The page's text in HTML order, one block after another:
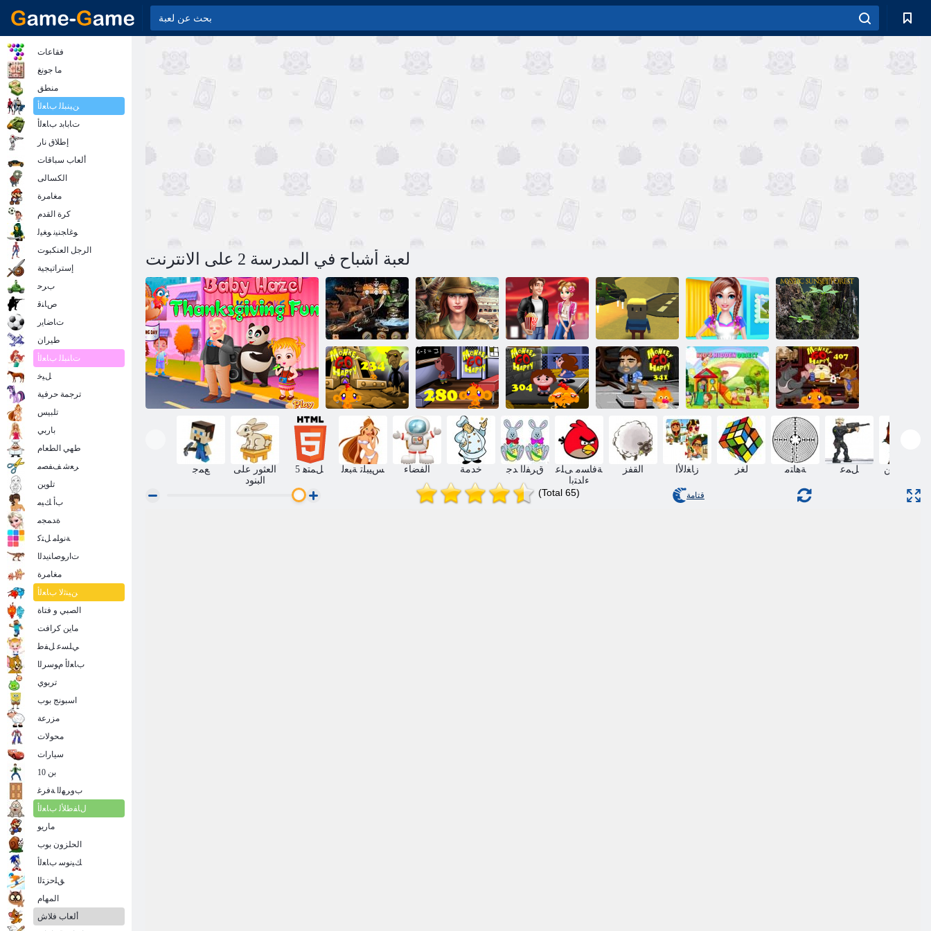
لعبة أشباح في المدرسة 2 على الانترنت
ﺰﻨﻜﻟﺍ ﺔﻨﺻﺍﺮﻘﻟﺍ
ﺔﻴﻔﺧ ﺕﺎﻨﺋﺎﻛ
ﺔﻴﻔﺨﻤﻟﺍ ﺦﻳﺭﺎﺘﻟﺍ
ﺎﻤﻨﻴﺴﻟﺍ ﺐﺤﻟﺍ
ﺪﻴﻋ
ﺱﻭﺎﻫ ﺖﺳﻮﺟ
ﺲﻴﻛ ﻱﺫ ﺎﻣﺎﻏﻮﻛ
ﺖﻴﺒﻟﺍ ﻒﻴﻈﻨﺗ
ﺕﺎﻨﺑ ﺔﻳﻮﻧﺎﺛ
ﻲﻓﻮﺼﻟﺍ
ﺲﻤﺸﻟﺍ ﺏﻭﺮﻏ
ﺔﺑﺎﻐﻟﺍ
234 ﺓﺪﻴﻌﺳ
ﺔﻠﺣﺮﻣ ﺐﻫﺬﻳ
ﺩﺮﻘﻟﺍ
ﺪﻴﻌﺳ ﺏﺎﻫﺬﻟﺍ
ﺩﺮﻗ
304 ﺔﻠﺣﺮﻤﻟﺍ
ﺪﻴﻌﺳ ﺏﺎﻫﺬﻟﺍ
ﺩﺮﻗ
341 ﺔﻠﺣﺮﻤﻟﺍ
ﺪﻴﻌﺳ ﺏﺎﻫﺬﻟﺍ
ﺩﺮﻗ
ﻝﺎﻔﻃﻻ ﺍ ﺔﻴﻔﺧ
ﻩﻮﺟﻭ
407 ﺪﻴﻌﺳ ﺩﺮﻗ
ﻊﻤﺟ
العثور على
البنود
5 ﻞﻤﺘﻫ ﺲﻴﺒﻠﺗ ﺔﺒﻌﻟ الفضاء خدمة ﻕﺮﻔﻟﺍ ﺪﺟ
ﺔﻓﺎﺴﻣ ﻰﻠﻋ
ءﺍﺪﺘﺑﺍ
القفز ﺯﺎﻐﻟﻷ ﺍ لغز ﺔﻫﺎﺘﻣ ﻞﻤﻋ
الدفاع عن
(Total 65) قتامة
فقاعات
ما جونغ
منطق
ﻦﻴﻨﺒﻠﻟ ﺏﺎﻌﻟﺃ
ﺕﺎﺑﺎﺑﺩ ﺏﺎﻌﻟﺃ
إطلاق نار
ألعاب سباقات
الكسالى
مغامرة
كرة القدم
ﻮﻏﺎﺠﻨﻴﻧ ﻮﻐﻴﻟ
الرجل العنكبوت
إستراتيجية
ﺏﺮﺣ
ﺹﺎﻨﻗ
ﺕﺎﺿﺎﻳﺭ
طيران
ﺕﺎﻨﺒﻠﻟ ﺏﺎﻌﻟﺃ
ﻞﻴﺧ
ترجمة حرفية
تلبيس
باربي
طهي الطعام
ﺮﻌﺷ ﻒﻔﺼﻣ
تلوين
ﺏﺃ ﻚﻴﻣ
ﺓﺪﻤﺠﻣ
ﺔﻧﻮﻠﻣ ﻞﺘﻛ
ﺕﺍﺭﻮﺻﺎﻨﻳﺪﻟﺍ
مغامرة
ﻦﻴﻨﺛﻻ ﺏﺎﻌﻟﺃ
الصبي و فتاة
ماين كرافت
ﻲﻠﺴﻋ ﻞﻔﻃ
ﺏﺎﻌﻟﺃ ﻡﻮﺳﺮﻟﺍ
تربوي
اسبونج بوب
مزرعة
محولات
سيارات
بن 10
ﺏﻭﺮﻬﻟﺍ ﺔﻓﺮﻏ
ﻝﺎﻔﻃﻸ ﻟ ﺏﺎﻌﻟﺃ
ماريو
الحلزون بوب
ﻚﻴﻧﻮﺳ ﺏﺎﻌﻟﺃ
ﻖﻠﺣﺰﺘﻟﺍ
المهام
ألعاب فلاش